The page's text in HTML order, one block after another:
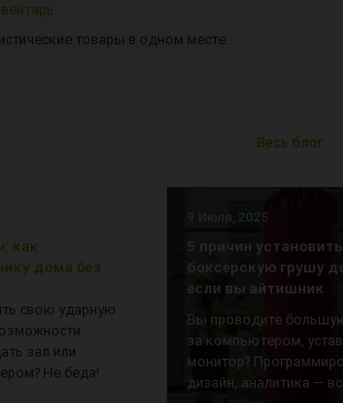
товары в одном месте.
Весь блог
как
дома без
свою ударную
зал или
Не беда!
9 Июля, 2025
5 причин установить
боксерскую грушу
если вы айтишник
Вы проводите
за компьютером,
монитор?
дизайн, аналитика —